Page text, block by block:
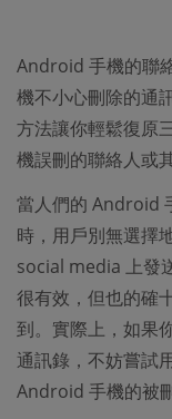
Android 手機的聯
機不小心刪除的通
方法讓你輕鬆復原
機誤刪的聯絡人或
當人們的 Android
時，用戶別無選擇
social media 上發
很有效，但也的確
到。實際上，如果
通訊錄，不妨嘗試
Android 手機的被